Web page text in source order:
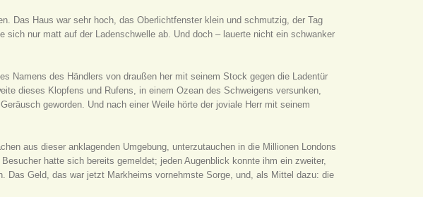
Das Haus war sehr hoch, das Oberlichtfenster klein und schmutzig, der Tag
nur matt auf der Ladenschwelle ab. Und doch – lauerte nicht ein schwanker
Namens des Händlers von draußen her mit seinem Stock gegen die Ladentür
dieses Klopfens und Rufens, in einem Ozean des Schweigens versunken,
geworden. Und nach einer Weile hörte der joviale Herr mit seinem
aus dieser anklagenden Umgebung, unterzutauchen in die Millionen Londons
hatte sich bereits gemeldet; jeden Augenblick konnte ihm ein zweiter,
Das Geld, das war jetzt Markheims vornehmste Sorge, und, als Mittel dazu: die